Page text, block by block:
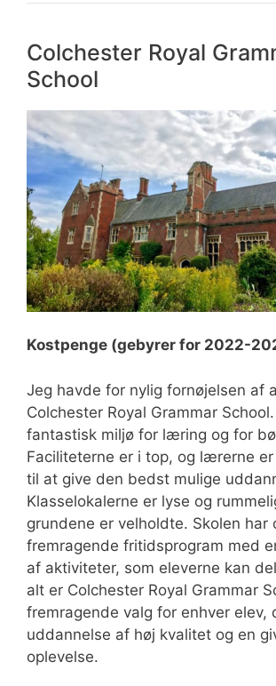
Colchester Royal
School
Kostpenge (gebyrer for 2022-
Jeg havde for nylig fornøjelsen af
Colchester Royal Grammar
fantastisk miljø for læring og for
Faciliteterne er i top, og lærerne
til at give den bedst mulige
Klasselokalerne er lyse og
grundene er velholdte. Skolen har
fremragende fritidsprogram med
af aktiviteter, som eleverne kan
alt er Colchester Royal Grammar
fremragende valg for enhver elev,
uddannelse af høj kvalitet og en
oplevelse.